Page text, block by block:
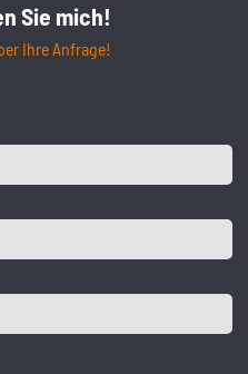
Sie mich!
Ihre Anfrage!